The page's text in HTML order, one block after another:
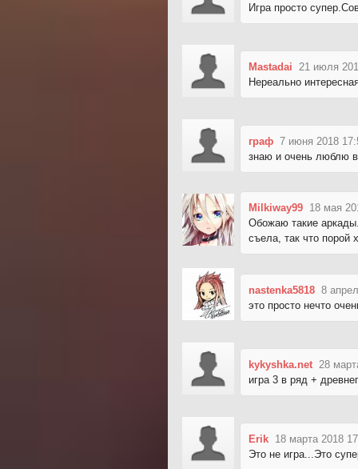
Игра просто
Mastadai
21 июля
Нереально
граф 7 июня 2018
знаю и очень люблю
Milkiway99 18 мая
Обожаю такие
съела, так что порой
nastenka5818 8
это просто нечто
kykyshka.net 28
игра 3 в ряд +
Erik 18 марта 2018
Это не игра...Это